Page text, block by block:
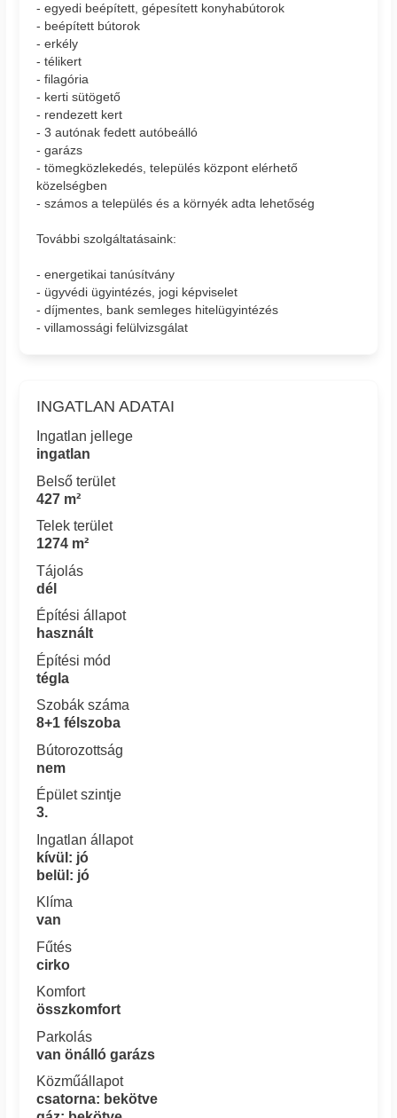
- egyedi beépített, gépesített konyhabútorok
- beépített bútorok
- erkély
- télikert
- filagória
- kerti sütögető
- rendezett kert
- 3 autónak fedett autóbeálló
- garázs
- tömegközlekedés, település központ elérhető
közelségben
- számos a település és a környék adta lehetőség
További szolgáltatásaink:
- energetikai tanúsítvány
- ügyvédi ügyintézés, jogi képviselet
- díjmentes, bank semleges hitelügyintézés
- villamossági felülvizsgálat
INGATLAN ADATAI
Ingatlan jellege
ingatlan
Belső terület
427 m²
Telek terület
1274 m²
Tájolás
dél
Építési állapot
használt
Építési mód
tégla
Szobák száma
8+1 félszoba
Bútorozottság
nem
Épület szintje
3.
Ingatlan állapot
kívül: jó
belül: jó
Klíma
van
Fűtés
cirko
Komfort
összkomfort
Parkolás
van önálló garázs
Közműállapot
csatorna: bekötve